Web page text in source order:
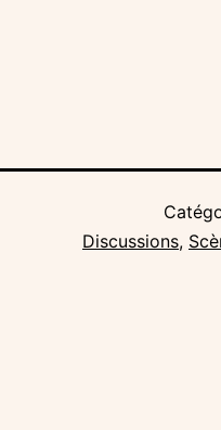
Discussions,